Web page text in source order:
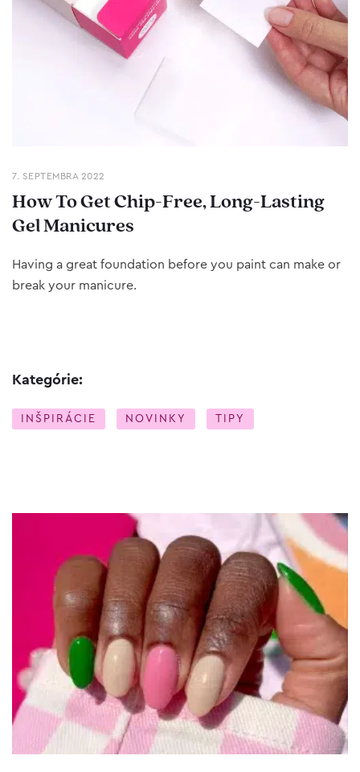
7. SEPTEMBRA 2022
How To Get Chip-Free, Long-Lasting
Gel Manicures
Having a great foundation before you paint can make or
break your manicure.
Kategórie:
INŠPIRÁCIE NOVINKY TIPY